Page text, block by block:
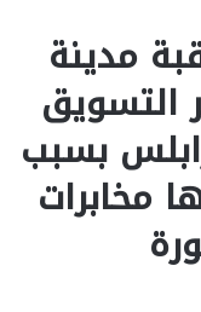
مدينة
التسويق
بسبب
مخابرات